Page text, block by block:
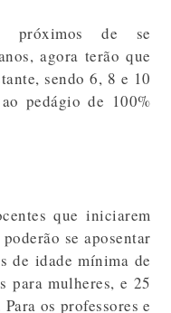
próximos de se
agora terão que
sendo 6, 8 e 10
pedágio de 100%
que iniciarem
se aposentar
de idade mínima de
para mulheres, e 25
os professores e